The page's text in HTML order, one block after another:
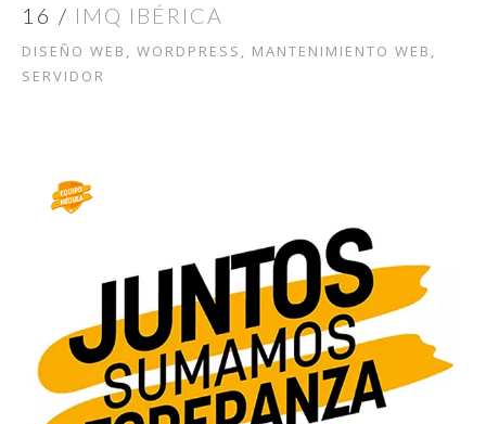
16 / IMQ IBÉRICA
DISEÑO WEB, WORDPRESS, MANTENIMIENTO WEB,
SERVIDOR